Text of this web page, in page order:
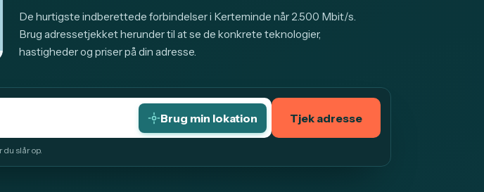
De hurtigste indberettede forbindelser i Kerteminde når 2.500 Mbit/s.
Brug adressetjekket herunder til at se de konkrete teknologier,
hastigheder og priser på din adresse.
Brug min lokation Tjek adresse
du slår op.